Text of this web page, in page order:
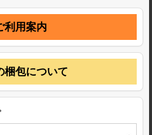
利用案内
梱包について